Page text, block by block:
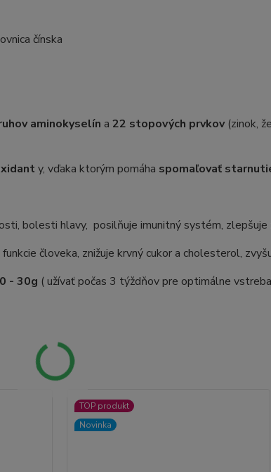
čínska
aminokyselín a 22 stopových prvkov(zinok,
y, vďaka ktorým pomáha spomaľovať
bolesti hlavy, posilňuje imunitný systém, zlepšuje
človeka, znižuje krvný cukor a cholesterol,
- 30g ( užívať počas 3 týždňov pre optimálne
TOP produkt
Novinka